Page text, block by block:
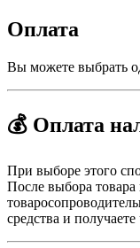
Оплата
Вы можете выбрать
💰 Оплата
При выборе этого
После выбора
средства и получаете